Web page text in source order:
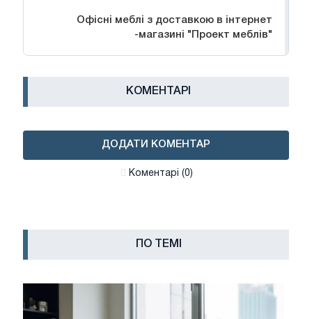
Офісні меблі з доставкою в інтернет
-магазині "Проект меблів"
КОМЕНТАРІ
ДОДАТИ КОМЕНТАР
Коментарі (0)
ПО ТЕМІ